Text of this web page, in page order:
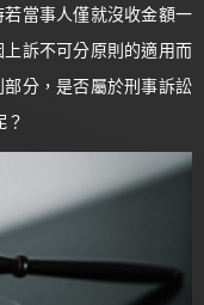
當事人僅就沒收金額一
訴不可分原則的適用而
分，是否屬於刑事訴訟